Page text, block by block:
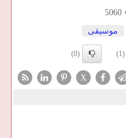
5060
موسیقی
(1)
(0)
X